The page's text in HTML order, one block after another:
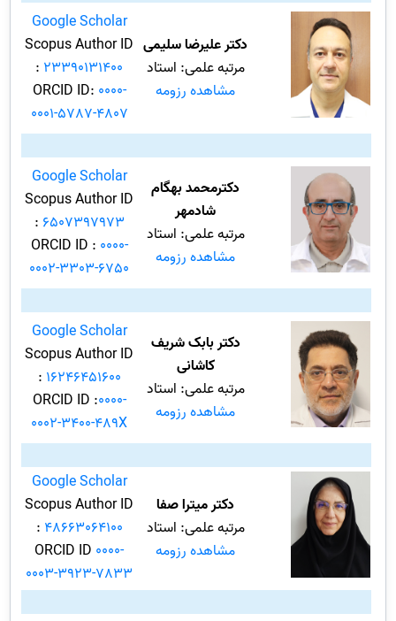
دکتر علیرضا سلیمی
مرتبه علمی: استاد
مشاهده رزومه
Google Scholar
Scopus Author ID
: 23390131400
ORCID ID: 0000-
0001-5787-4807
دکترمحمد بهگام
شادمهر
مرتبه علمی: استاد
مشاهده رزومه
Google Scholar
Scopus Author ID
: 6507397973
ORCID ID : 0000-
0002-3303-6750
دکتر بابک شریف
کاشانی
مرتبه علمی: استاد
مشاهده رزومه
Google Scholar
Scopus Author ID
: 16246451600
ORCID ID :0000-
0002-3400-489X
دکتر میترا صفا
مرتبه علمی: استاد
مشاهده رزومه
Google Scholar
Scopus Author ID
: 48663064100
ORCID ID 0000-
0003-3923-7833